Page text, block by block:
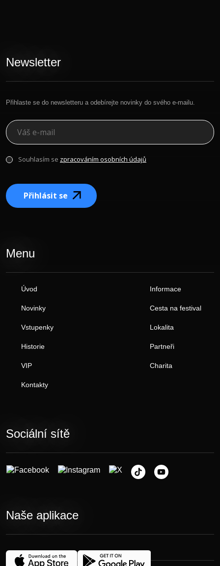
Newsletter
Přihlaste se do newsletteru a odebírejte novinky do svého e-mailu.
Souhlasím se zpracováním osobních údajů
Přihlásit se
Menu
Úvod
Novinky
Vstupenky
Historie
VIP
Kontakty
Informace
Cesta na festival
Lokalita
Partneři
Charita
Sociální sítě
Naše aplikace